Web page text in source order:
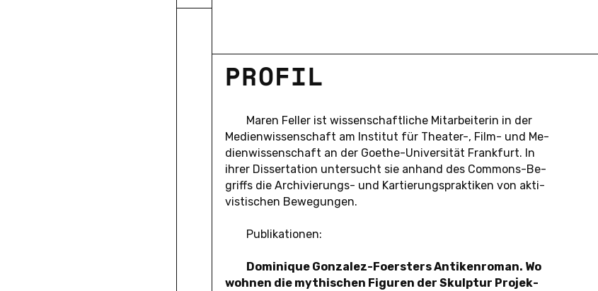
PROFIL
Maren Feller ist wis­sen­schaft­li­che Mit­ar­bei­te­rin in der
Me­di­en­wis­sen­schaft am In­sti­tut für Thea­ter-, Film- und Me­
di­en­wis­sen­schaft an der Goe­the-Uni­ver­si­tät Frank­furt. In
ihrer Dis­ser­ta­ti­on un­ter­sucht sie anhand des Com­mons-Be­
griffs die Ar­chi­vie­rungs- und Kar­tie­rungs­prak­ti­ken von ak­ti­
vis­ti­schen Be­we­gun­gen.
Pu­bli­ka­tio­nen:
Do­mi­ni­que Gon­za­lez-Fo­ers­ters An­ti­ken­ro­man. Wo
wohnen die my­thi­schen Fi­gu­ren der Skulp­tur Pro­jek­